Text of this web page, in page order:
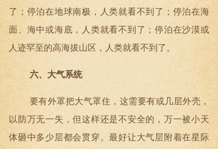
了；停泊在地球南极，人类就看不到了；停泊在海
面、海中或海底，人类就看不到了；停泊在沙漠或
人迹罕至的高海拔山区，人类就看不到了。
六、大气系统
要有外罩把大气罩住，这需要有或几层外壳，
以防万无一失，但这样还是不安全的，万一被小天
体砸中多少层都会贯穿。最好让大气层附着在星际